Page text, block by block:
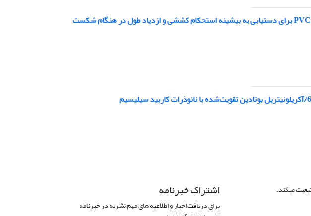
اشتراک خبرنامه
برای دریافت اخبار و اطلاعیه های مهم نشریه در خبرنامه